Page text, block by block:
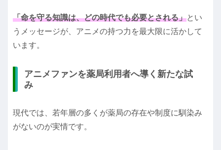
「命を守る知識は、どの時代でも必要とされる」とい
うメッセージが、アニメの持つ力を最大限に活かして
います。
アニメファンを薬局利用者へ導く新たな試
み
現代では、若年層の多くが薬局の存在や制度に馴染み
がないのが実情です。